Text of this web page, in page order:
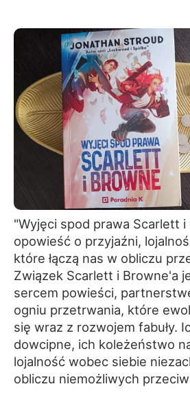
"Wyjęci spod prawa Scarlett
opowieść o przyjaźni,
które łączą nas w obliczu
Związek Scarlett i Browne'a
sercem powieści,
ogniu przetrwania, które
się wraz z rozwojem fabuły.
dowcipne, ich koleżeństwo
lojalność wobec siebie
obliczu niemożliwych